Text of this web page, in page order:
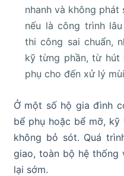
nhanh và không
nếu là công trình
thi công sai chuẩn,
kỹ từng phần, từ hút
phụ cho đến xử lý
Ở một số hộ gia đình
bể phụ hoặc bể mỡ,
không bỏ sót. Quá
giao, toàn bộ hệ thống
lại sớm.